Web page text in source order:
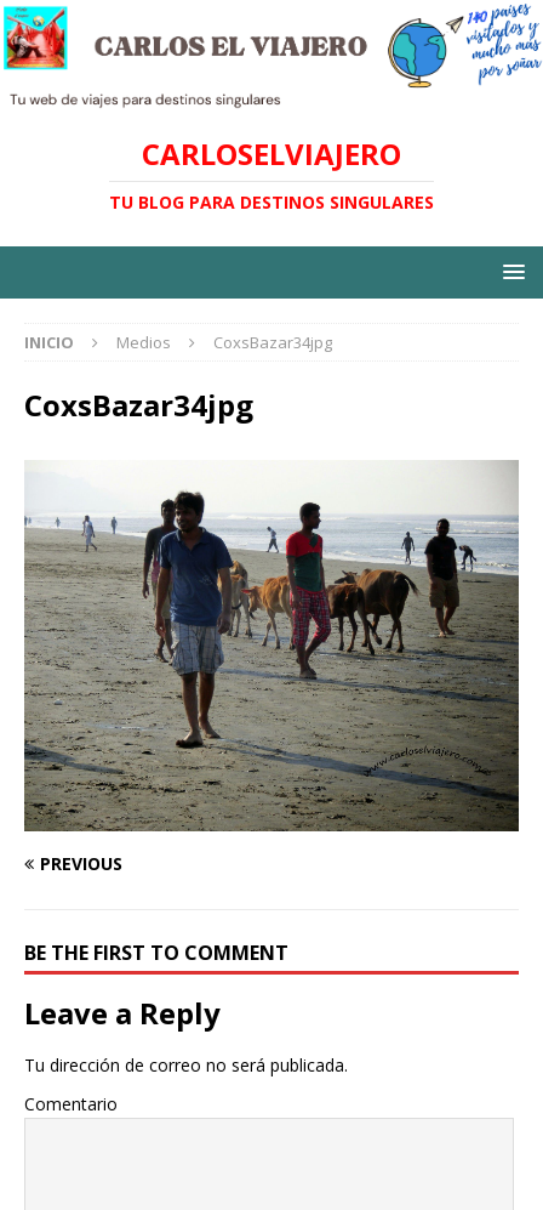
CARLOSELVIAJERO
TU BLOG PARA DESTINOS SINGULARES
INICIO Medios CoxsBazar34jpg
CoxsBazar34jpg
PREVIOUS
BE THE FIRST TO COMMENT
Leave a Reply
Tu dirección de correo no será publicada.
Comentario